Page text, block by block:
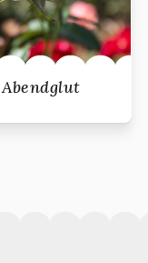
Abendglut